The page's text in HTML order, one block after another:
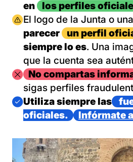
en
los perfiles
Imagen
El logo de la Junta o
parecer
un perfil
siempre lo es. Una
que la cuenta sea
ImagenNo compartas
sigas perfiles
Imagen
Utiliza siempre las
oficiales.
Infórmate